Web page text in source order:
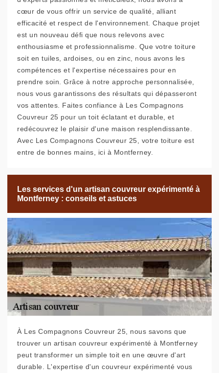
cœur de vous offrir un service de qualité, alliant
efficacité et respect de l'environnement. Chaque projet
est un nouveau défi que nous relevons avec
enthousiasme et professionnalisme. Que votre toiture
soit en tuiles, ardoises, ou en zinc, nous avons les
compétences et l'expertise nécessaires pour en
prendre soin. Grâce à notre approche personnalisée,
nous vous garantissons des résultats qui dépasseront
vos attentes. Faites confiance à Les Compagnons
Couvreur 25 pour un toit éclatant et durable, et
redécouvrez le plaisir d'une maison resplendissante.
Avec Les Compagnons Couvreur 25, votre toiture est
entre de bonnes mains, ici à Montferney.
Les services d'un artisan couvreur expérimenté à
Montferney : conseils et astuces
À Les Compagnons Couvreur 25, nous savons que
trouver un artisan couvreur expérimenté à Montferney
peut transformer un simple toit en une œuvre d'art
durable. L'expertise d'un couvreur expérimenté vous